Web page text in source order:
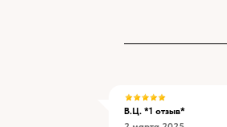
В.Ц. *1 отзыв*